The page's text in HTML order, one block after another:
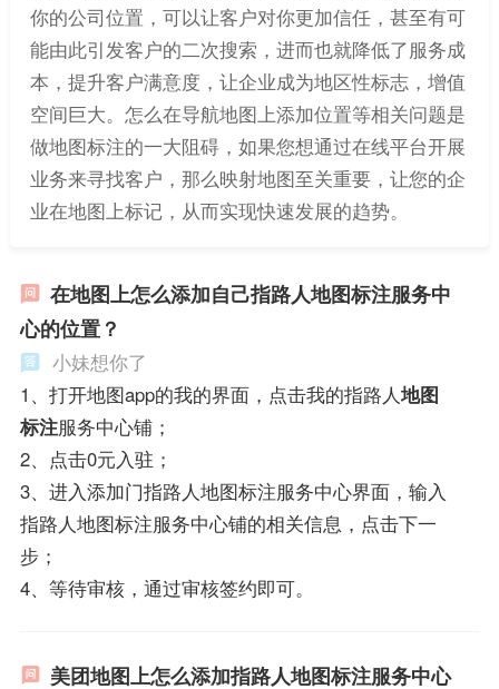
你的公司位置，可以让客户对你更加信任，甚至有可
能由此引发客户的二次搜索，进而也就降低了服务成
本，提升客户满意度，让企业成为地区性标志，增值
空间巨大。怎么在导航地图上添加位置等相关问题是
做地图标注的一大阻碍，如果您想通过在线平台开展
业务来寻找客户，那么映射地图至关重要，让您的企
业在地图上标记，从而实现快速发展的趋势。
在地图上怎么添加自己指路人地图标注服务中
心的位置？
小妹想你了
1、打开地图app的我的界面，点击我的指路人地图
标注服务中心铺；
2、点击0元入驻；
3、进入添加门指路人地图标注服务中心界面，输入
指路人地图标注服务中心铺的相关信息，点击下一
步；
4、等待审核，通过审核签约即可。
美团地图上怎么添加指路人地图标注服务中心